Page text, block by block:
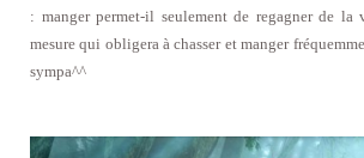
: manger permet-il seulement de regagner de
mesure qui obligera à chasser et manger
sympa^^